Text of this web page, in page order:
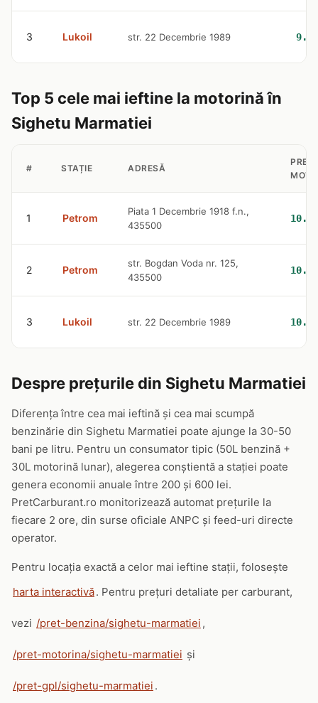
3 Lukoil str. 22 Decembrie 1989
Top 5 cele mai ieftine la motorină în
Sighetu Marmatiei
# STAȚIE ADRESĂ
PREȚ
1 Petrom
Piata 1 Decembrie 1918 f.n.,
435500
2 Petrom
str. Bogdan Voda nr. 125,
435500
3 Lukoil str. 22 Decembrie 1989
Despre prețurile din Sighetu Marmatiei
Diferența între cea mai ieftină și cea mai scumpă
benzinărie din Sighetu Marmatiei poate ajunge la 30-50
bani pe litru. Pentru un consumator tipic (50L benzină +
30L motorină lunar), alegerea conștientă a stației poate
genera economii anuale între 200 și 600 lei.
PretCarburant.ro monitorizează automat prețurile la
fiecare 2 ore, din surse oficiale ANPC și feed-uri directe
operator.
Pentru locația exactă a celor mai ieftine stații, folosește
harta interactivă. Pentru prețuri detaliate per carburant,
vezi /pret-benzina/sighetu-marmatiei ,
/pret-motorina/sighetu-marmatiei și
/pret-gpl/sighetu-marmatiei .